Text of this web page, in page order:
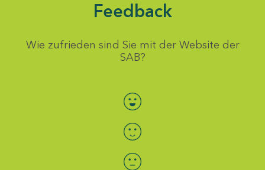
Feedback
Wie zufrieden sind Sie mit der Website der
SAB?
Bewertung auswählen